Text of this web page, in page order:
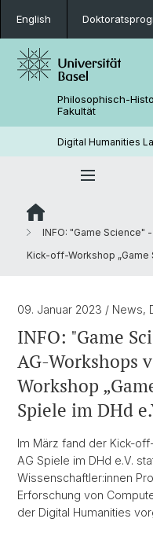
English
Philosophisch-
Fakultät
Digital Humanities
INFO: "Game Science"
Kick-off-Workshop „Game
09. Januar 2023 / News,
INFO: "Game
AG-Workshops
Workshop
Spiele im DHd
Im März fand der Kick-
AG Spiele im DHd e.V.
Wissenschaftler:innen
Erforschung von
der Digital Humanities